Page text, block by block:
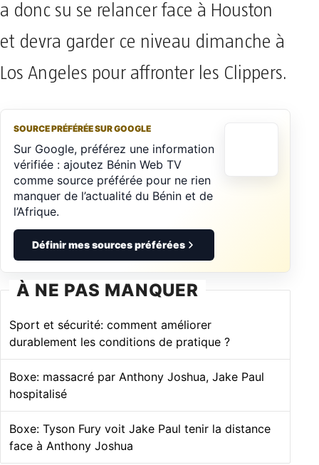
a donc su se relancer face à Houston
et devra garder ce niveau dimanche à
Los Angeles pour affronter les Clippers.
SOURCE PRÉFÉRÉE SUR GOOGLE
Sur Google, préférez une information
vérifiée : ajoutez Bénin Web TV
comme source préférée pour ne rien
manquer de l’actualité du Bénin et de
l’Afrique.
Définir mes sources préférées
À NE PAS MANQUER
Sport et sécurité: comment améliorer
durablement les conditions de pratique ?
Boxe: massacré par Anthony Joshua, Jake Paul
hospitalisé
Boxe: Tyson Fury voit Jake Paul tenir la distance
face à Anthony Joshua